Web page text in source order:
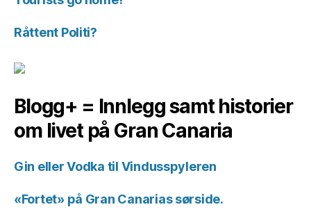
Råttent Politi?
Blogg+ = Innlegg samt historier
om livet på Gran Canaria
Gin eller Vodka til Vindusspyleren
«Fortet» på Gran Canarias sørside.